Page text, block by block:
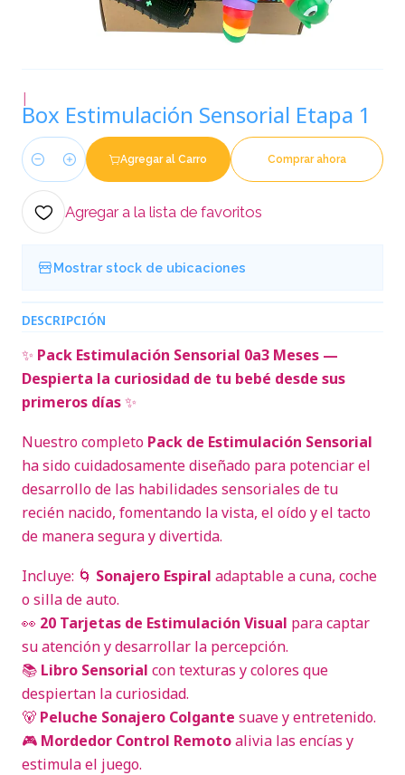
|
Box Estimulación Sensorial Etapa 1
Cantidad
Agregar al Carro Comprar ahora
Agregar a la lista de favoritos
Mostrar stock de ubicaciones
DESCRIPCIÓN
✨ Pack Estimulación Sensorial 0a3 Meses —
Despierta la curiosidad de tu bebé desde sus
primeros días✨
Nuestro completo Pack de Estimulación Sensorial
ha sido cuidadosamente diseñado para potenciar el
desarrollo de las habilidades sensoriales de tu
recién nacido, fomentando la vista, el oído y el tacto
de manera segura y divertida.
Incluye: 🌀 Sonajero Espiral adaptable a cuna, coche
o silla de auto.
👀 20 Tarjetas de Estimulación Visual para captar
su atención y desarrollar la percepción.
📚 Libro Sensorial con texturas y colores que
despiertan la curiosidad.
🐻 Peluche Sonajero Colgante suave y entretenido.
🎮 Mordedor Control Remotoalivia las encías y
estimula el juego.